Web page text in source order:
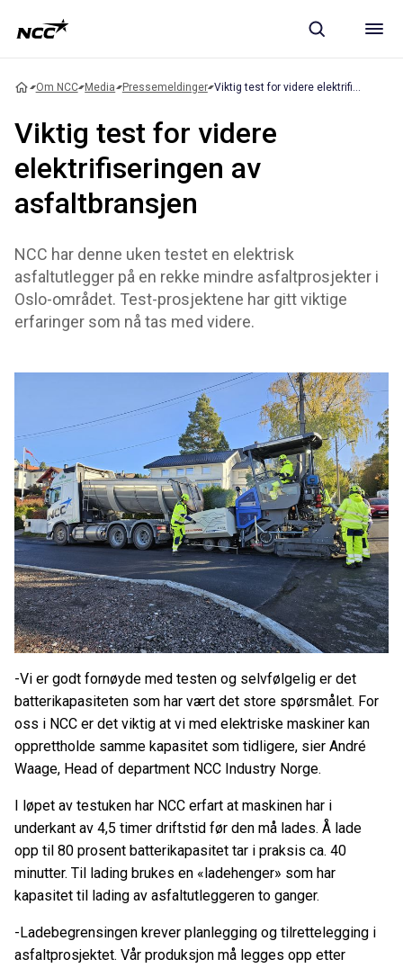
Om NCC Media Pressemeldinger
Viktig test for videre
elektrifiseringen av
asfaltbransjen
NCC har denne uken testet en elektrisk
asfaltutlegger på en rekke mindre asfaltprosjekter i
Oslo-området. Test-prosjektene har gitt viktige
erfaringer som nå tas med videre.
-Vi er godt fornøyde med testen og selvfølgelig er det
batterikapasiteten som har vært det store spørsmålet. For
oss i NCC er det viktig at vi med elektriske maskiner kan
opprettholde samme kapasitet som tidligere, sier André
Waage, Head of department NCC Industry Norge.
I løpet av testuken har NCC erfart at maskinen har i
underkant av 4,5 timer driftstid før den må lades. Å lade
opp til 80 prosent batterikapasitet tar i praksis ca. 40
minutter. Til lading brukes en «ladehenger» som har
kapasitet til lading av asfaltutleggeren to ganger.
-Ladebegrensingen krever planlegging og tilrettelegging i
asfaltprosjektet. Vår produksjon må legges opp etter